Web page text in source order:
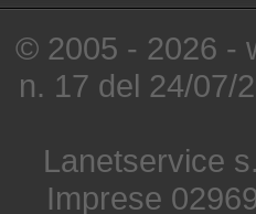
© 2005 - 2026 -
n. 17 del 24/07/
Lanetservice
Imprese